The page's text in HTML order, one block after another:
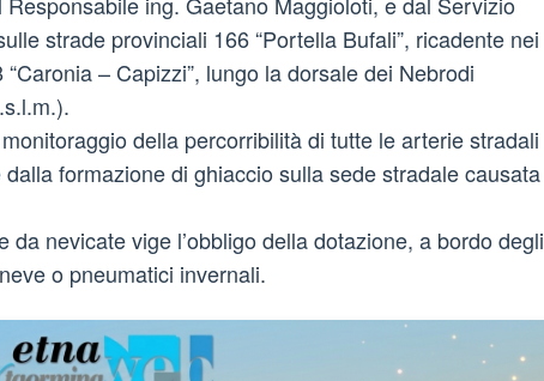
strade provinciali 166 “Portella Bufali”, ricadente nei
– Capizzi”, lungo la dorsale dei Nebrodi
della percorribilità di tutte le arterie stradali
formazione di ghiaccio sulla sede stradale causata
nevicate vige l’obbligo della dotazione, a bordo degli
o pneumatici invernali.